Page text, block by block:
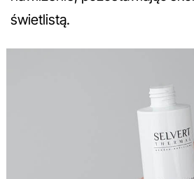
świetlistą.